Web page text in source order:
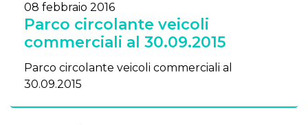
08 febbraio 2016
Parco circolante veicoli
commerciali al 30.09.2015
Parco circolante veicoli commerciali al
30.09.2015